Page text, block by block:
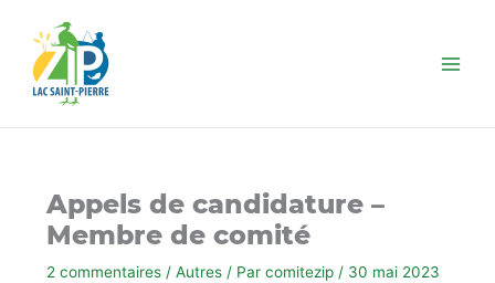
contenu
Appels de candidature –
Membre de comité
2 commentaires /Autres / Parcomitezip / 30 mai 2023